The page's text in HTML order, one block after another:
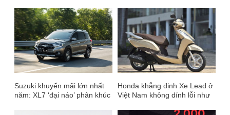
Suzuki khuyến mãi lớn nhất
năm: XL7 ‘đại náo’ phân khúc
Honda khẳng định Xe Lead ở
Việt Nam không dính lỗi như